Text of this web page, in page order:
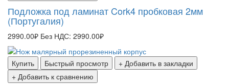
Подложка под ламинат Cork4 пробковая 2мм
(Португалия)
2990.00₽ Без НДС: 2990.00₽
Купить Быстрый просмотр
+ Добавить в закладки
+ Добавить к сравнению